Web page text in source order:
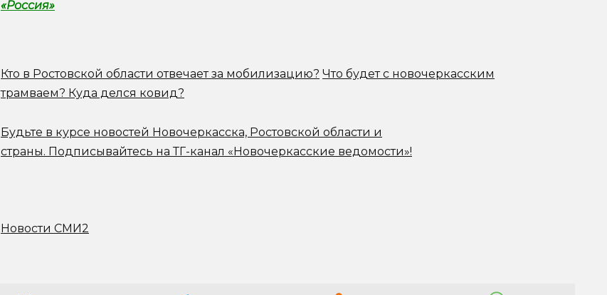
«Россия»
Кто в Ростовской области отвечает за мобилизацию? Что будет с новочеркасским
трамваем? Куда делся ковид?
Будьте в курсе новостей Новочеркасска, Ростовской области и
страны. Подписывайтесь на ТГ-канал «Новочеркасские ведомости»!
Новости СМИ2